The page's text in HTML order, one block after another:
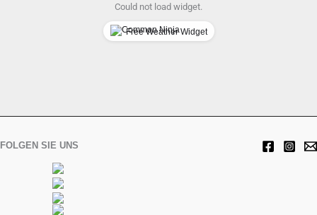
Could not load widget.
Free Weather Widget
FOLGEN SIE UNS